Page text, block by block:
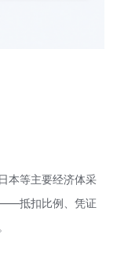
本等主要经济体采
抵扣比例、凭证